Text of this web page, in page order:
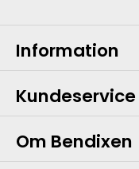
Information
Kundeservice
Om Bendixen